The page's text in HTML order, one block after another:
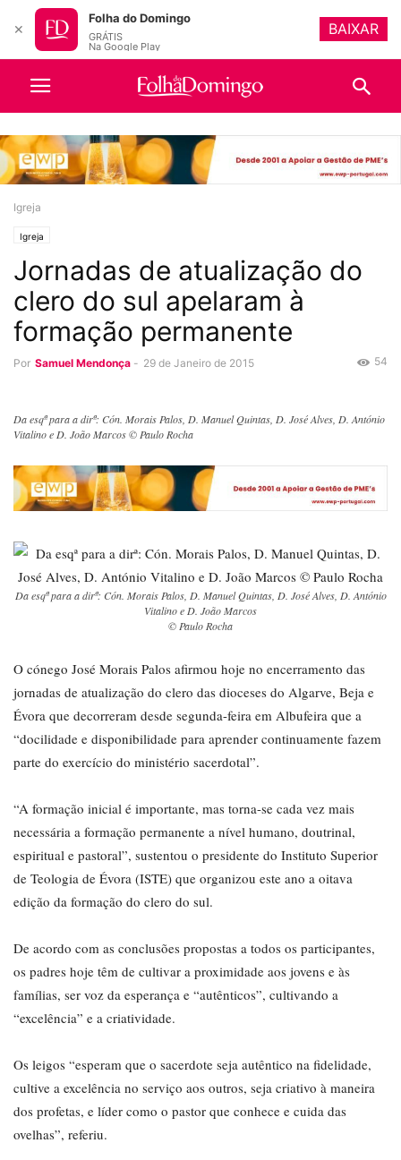
Igreja
Igreja
Jornadas de atualização do
clero do sul apelaram à
formação permanente
Por Samuel Mendonça - 29 de Janeiro de 2015 54
Da esqª para a dirª: Cón. Morais Palos, D. Manuel Quintas, D. José Alves, D. António
Vitalino e D. João Marcos © Paulo Rocha
Da esqª para a dirª: Cón. Morais Palos, D. Manuel Quintas, D. José Alves, D. António
Vitalino e D. João Marcos
© Paulo Rocha
O cónego José Morais Palos afirmou hoje no encerramento das
jornadas de atualização do clero das dioceses do Algarve, Beja e
Évora que decorreram desde segunda-feira em Albufeira que a
“docilidade e disponibilidade para aprender continuamente fazem
parte do exercício do ministério sacerdotal”.
“A formação inicial é importante, mas torna-se cada vez mais
necessária a formação permanente a nível humano, doutrinal,
espiritual e pastoral”, sustentou o presidente do Instituto Superior
de Teologia de Évora (ISTE) que organizou este ano a oitava
edição da formação do clero do sul.
De acordo com as conclusões propostas a todos os participantes,
os padres hoje têm de cultivar a proximidade aos jovens e às
famílias, ser voz da esperança e “autênticos”, cultivando a
“excelência” e a criatividade.
Os leigos “esperam que o sacerdote seja autêntico na fidelidade,
cultive a excelência no serviço aos outros, seja criativo à maneira
dos profetas, e líder como o pastor que conhece e cuida das
ovelhas”, referiu.
✕
Folha do Domingo
GRÁTIS
Na Google Play
BAIXAR